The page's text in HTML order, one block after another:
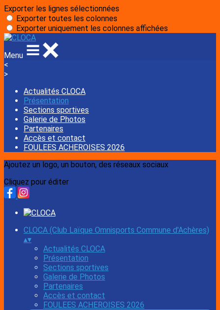
Exporter les lignes sélectionnées
Exporter toutes les colonnes
Exporter uniquement les colonnes affichées
Menu
<
>
Actualités CLOCA
Présentation
Sections sportives
Galerie de Photos
Partenaires
Accès et contact
FOULEES ACHEROISES 2026
Ajoutez un logo, un bouton, des réseaux sociaux
Cliquez pour éditer
CLOCA (Club Laïque Omnisports Commune d'Achères)
▴▾
Actualités CLOCA
Présentation
Sections sportives
Galerie de Photos
Partenaires
Accès et contact
FOULEES ACHEROISES 2026